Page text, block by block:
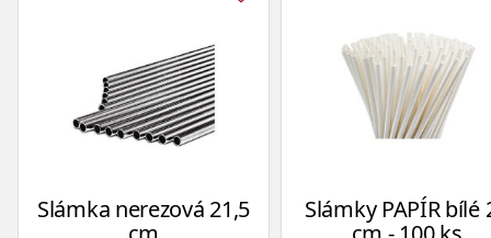
Slámka nerezová 21,5
Slámky PAPÍR bílé